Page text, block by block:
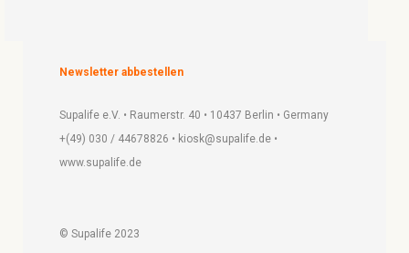
Newsletter abbestellen
Supalife e.V. • Raumerstr. 40 • 10437 Berlin • Germany
+(49) 030 / 44678826 • kiosk@supalife.de •
www.supalife.de
© Supalife 2023